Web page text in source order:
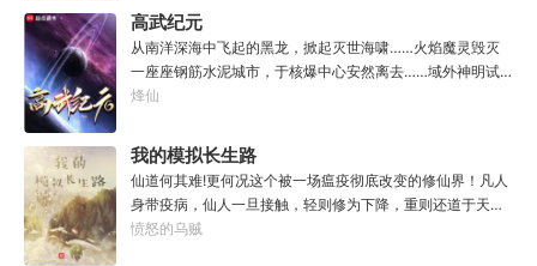
力解锁图鉴。3.一切解释归游戏所有。
之志。一时机发，便可翻云覆雨，决势分野，定鼎问道，证
位成龙。作为一个迷路的穿越者，张行一开始也想成龙，但
后来，他发现这个行当卷的太厉害了，就决定改行，去黜落
群龙。所谓行尽天下路，使天地处处通，黜遍天下龙，使世
间人人可为龙。
高武纪元
从南洋深海中飞起的黑龙，掀起灭世海啸……火焰魔灵毁灭
一座座钢筋水泥城市，于核爆中心安然离去……域外神明试
图统治整片星海……这是人类科技高度发达的未来世界。也
源，心怀能观想星海的奇异神宫，在这个世界艰难前行。多
年以后。“我现在的飞行速度是122682米/每秒，力量爆发
是……”李源在距蓝星表层约180公里的大气层中极速飞行，
冰冷眸子盯着昏暗虚空尽头那条形似神话传说中神龙的庞然
大物：“你，应该是所有入侵半神生命体中最强的一个
烽仙
我的模拟长生路
仙道何其难!更何况这个被一场瘟疫彻底改变的修仙界！凡人
身带疫病，仙人一旦接触，轻则修为下降，重则还道于天，
于是仙凡永隔；仙法不可同修，整个修仙界成为了一个巨大
愤怒的乌贼